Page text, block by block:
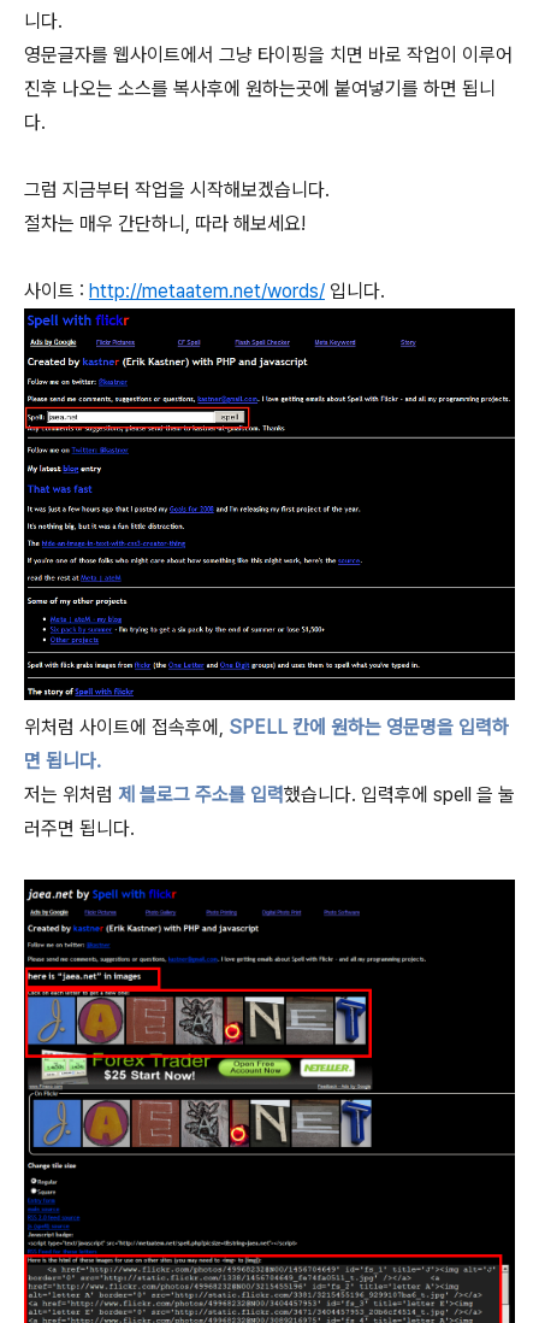
니다.
영문글자를 웹사이트에서 그냥 타이핑을 치면 바로 작업이 이루어
진후 나오는 소스를 복사후에 원하는곳에 붙여넣기를 하면 됩니
다.
그럼 지금부터 작업을 시작해보겠습니다.
절차는 매우 간단하니, 따라 해보세요!
사이트 : http://metaatem.net/words/ 입니다.
위처럼 사이트에 접속후에, SPELL 칸에 원하는 영문명을 입력하
면 됩니다.
저는 위처럼 제 블로그 주소를 입력했습니다. 입력후에 spell 을 눌
러주면 됩니다.